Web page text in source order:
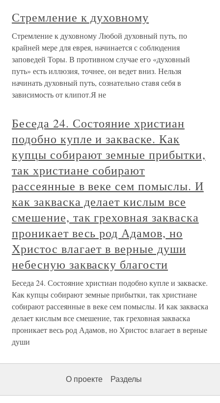
Стремление к духовному
Стремление к духовному Любой духовный путь, по
крайней мере для еврея, начинается с соблюдения
заповедей Торы. В противном случае его «духовный
путь» есть иллюзия, точнее, он ведет вниз. Нельзя
начинать духовный путь, сознательно ставя себя в
зависимость от клипот.Я не
Беседа 24. Состояние христиан
подобно купле и закваске. Как
купцы собирают земные прибытки,
так христиане собирают
рассеянные в веке сем помыслы. И
как закваска делает кислым все
смешение, так греховная закваска
проникает весь род Адамов, но
Христос влагает в верные души
небесную закваску благости
Беседа 24. Состояние христиан подобно купле и закваске.
Как купцы собирают земные прибытки, так христиане
собирают рассеянные в веке сем помыслы. И как закваска
делает кислым все смешение, так греховная закваска
проникает весь род Адамов, но Христос влагает в верные
души
О проекте Разделы